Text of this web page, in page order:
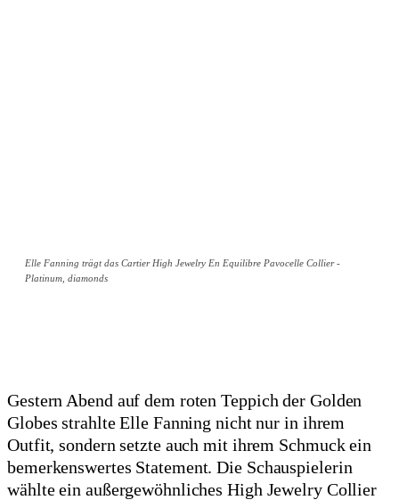
Elle Fanning trägt das Cartier High Jewelry En Equilibre Pavocelle Collier -
Platinum, diamonds
Gestern Abend auf dem roten Teppich der Golden
Globes strahlte Elle Fanning nicht nur in ihrem
Outfit, sondern setzte auch mit ihrem Schmuck ein
bemerkenswertes Statement. Die Schauspielerin
wählte ein außergewöhnliches High Jewelry Collier